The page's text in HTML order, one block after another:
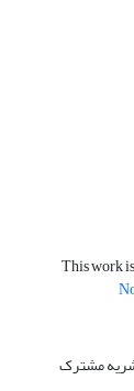
This work
مشترک